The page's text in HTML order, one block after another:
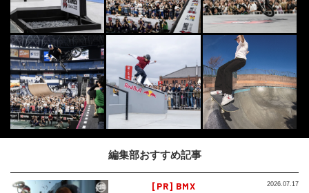
編集部おすすめ記事
[PR] BMX 2026.07.17